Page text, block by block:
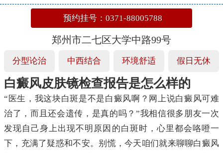
预约挂号：0371-88005788
郑州市二七区大学中路99号
分型论治 中西结合 环境舒适 假日无休
白癜风皮肤镜检查报告是怎么样的
“医生，我这块白斑是不是白癜风啊？网上说白癜风可难
治了，而且还会遗传，是真的吗？”我相信很多朋友一次
发现自己身上出现不明原因的白斑时，心里都会咯噔一
下，充满了疑惑和不安。别慌，今天咱们就来聊聊白癜风